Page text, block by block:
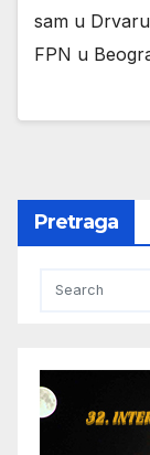
sam u
FPN u
Pretraga